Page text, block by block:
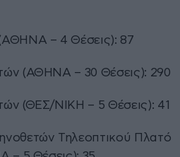
– 4 Θέσεις): 87
(ΑΘΗΝΑ – 30 Θέσεις): 290
(ΘΕΣ/ΝΙΚΗ – 5 Θέσεις): 41
Τηλεοπτικού Πλατό